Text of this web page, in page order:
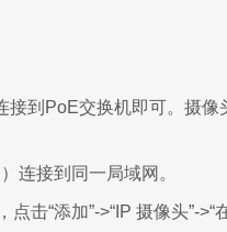
接到PoE交换机即可。摄像
连接到同一局域网。
击“添加”->“IP 摄像头”->“